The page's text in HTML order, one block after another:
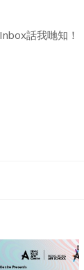
話我哋知！